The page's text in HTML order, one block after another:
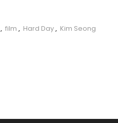
, film , Hard Day, Kim Seong